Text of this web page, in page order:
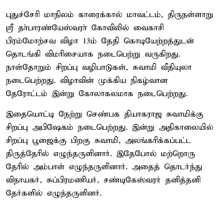
புதுச்சேரி மாநிலம் காரைக்கால் மாவட்டம், திருநள்ளாறு
ஸ்ரீ தா்பாரண்யேஸ்வரா் கோவிலில் வைகாசி
பிரம்மோற்சவ விழா 13ம் தேதி கொடியேற்றத்துடன்
தொடங்கி விமரிசையாக நடைபெற்று வருகிறது.
நாள்தோறும் சிறப்பு வழிபாடுகள், சுவாமி வீதியுலா
நடைபெற்றது. விழாவின் முக்கிய நிகழ்வான
தேரோட்டம் இன்று கோலாகலமாக நடைபெற்றது.
இதையொட்டி நேற்று செண்பக தியாகராஜ சுவாமிக்கு
சிறப்பு அபிஷேகம் நடைபெற்றது. இன்று அதிகாலையில்
சிறப்பு பூஜைக்கு பிறகு சுவாமி, அலங்கரிக்கப்பட்ட
திருத்தேரில் எழுந்தருளினார். இதேபோல் மற்றொரு
தேரில் அம்பாள் எழுந்தருளினார். அதைத் தொடர்ந்து
விநாயகர், சுப்பிரமணியர், சண்டிகேஸ்வரர் தனித்தனி
தேர்களில் எழுந்தருளினர்.